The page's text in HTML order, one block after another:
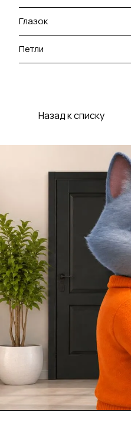
Глазок
Петли
Назад к списку